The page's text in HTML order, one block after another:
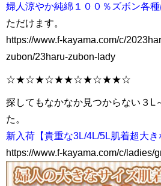
婦人涼やか純綿１００％ズボン各
ただけます。
https://www.f-kayama.com/c/
zubon/23haru-zubon-lady
☆★☆★☆★★☆★☆★★☆
探してもなかなか見つからない３L
た。
新入荷【貴重な3L/4L/5L肌着超大き
https://www.f-kayama.com/c/ladies/